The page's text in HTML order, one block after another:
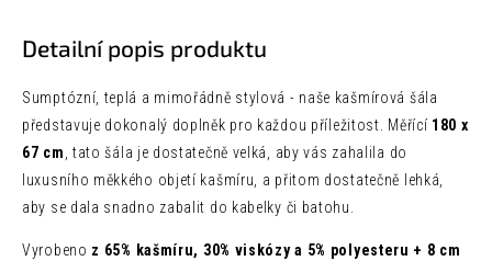
Detailní popis produktu
Sumptózní, teplá a mimořádně stylová - naše kašmírová šála
představuje dokonalý doplněk pro každou příležitost. Měřící 180 x
67 cm , tato šála je dostatečně velká, aby vás zahalila do
luxusního měkkého objetí kašmíru, a přitom dostatečně lehká,
aby se dala snadno zabalit do kabelky či batohu.
Vyrobeno z 65% kašmíru, 30% viskózy a 5% polyesteru + 8 cm